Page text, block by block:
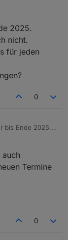
2025.
nicht.
für jeden
0
bis Ende 2025.
weil es für jeden
abfangen?
auch
Termine
0